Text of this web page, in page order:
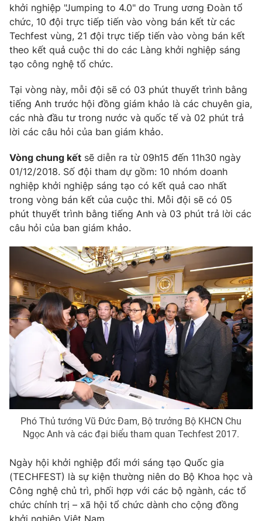
khởi nghiệp "Jumping to 4.0" do Trung ương Đoàn tổ
chức, 10 đội trực tiếp tiến vào vòng bán kết từ các
Techfest vùng, 21 đội trực tiếp tiến vào vòng bán kết
theo kết quả cuộc thi do các Làng khởi nghiệp sáng
tạo công nghệ tổ chức.
Tại vòng này, mỗi đội sẽ có 03 phút thuyết trình bằng
tiếng Anh trước hội đồng giám khảo là các chuyên gia,
các nhà đầu tư trong nước và quốc tế và 02 phút trả
lời các câu hỏi của ban giám khảo.
Vòng chung kết sẽ diễn ra từ 09h15 đến 11h30 ngày
01/12/2018. Số đội tham dự gồm: 10 nhóm doanh
nghiệp khởi nghiệp sáng tạo có kết quả cao nhất
trong vòng bán kết của cuộc thi. Mỗi đội sẽ có 05
phút thuyết trình bằng tiếng Anh và 03 phút trả lời các
câu hỏi của ban giám khảo.
Phó Thủ tướng Vũ Đức Đam, Bộ trưởng Bộ KHCN Chu
Ngọc Anh và các đại biểu tham quan Techfest 2017.
Ngày hội khởi nghiệp đổi mới sáng tạo Quốc gia
(TECHFEST) là sự kiện thường niên do Bộ Khoa học và
Công nghệ chủ trì, phối hợp với các bộ ngành, các tổ
chức chính trị – xã hội tổ chức dành cho cộng đồng
khởi nghiệp Việt Nam.